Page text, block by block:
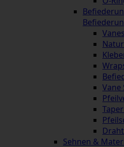
Vanes
Vane
Sehnen &